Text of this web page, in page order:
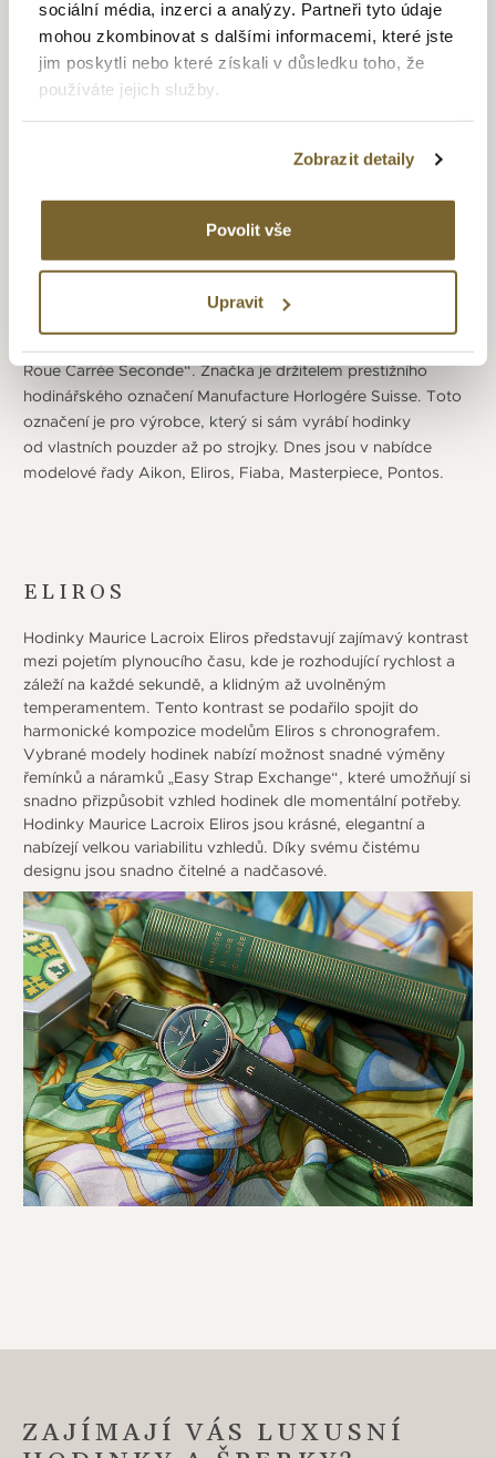
sociální média, inzerci a analýzy. Partneři tyto údaje
mohou zkombinovat s dalšími informacemi, které jste
jim poskytli nebo které získali v důsledku toho, že
používáte jejich služby.
Zobrazit detaily
Povolit vše
Upravit
Saignelegier, která vyráběla hodinky pro jiné privátní značky.
V roce 1975 se rozhodla začít vyrábět hodinky pod vlastní
značkou Maurice Lacroix. Značka se pyšní 14 vlastními
mechanickými strojky, včetně nejtěžší hodinářské
strojky ETA či RONDA. Ani u „běžnějších“ hodinek neslevuje
modely hodinek několik ocenění RED DOT - „Pontos
modelem byl o dva roky později „Masterpiece Squelette“,
a každým dalším rokem jedem model „Masterpiece
Roue Carrée Seconde“. Značka je držitelem prestižního
hodinářského označení Manufacture Horlogére Suisse. Toto
označení je pro výrobce, který si sám vyrábí hodinky
od vlastních pouzder až po strojky. Dnes jsou v nabídce
modelové řady Aikon, Eliros, Fiaba, Masterpiece, Pontos.
ELIROS
Hodinky Maurice Lacroix Eliros představují zajímavý kontrast
mezi pojetím plynoucího času, kde je rozhodující rychlost a
záleží na každé sekundě, a klidným až uvolněným
temperamentem. Tento kontrast se podařilo spojit do
harmonické kompozice modelům Eliros s chronografem.
Vybrané modely hodinek nabízí možnost snadné výměny
řemínků a náramků „Easy Strap Exchange“, které umožňují si
snadno přizpůsobit vzhled hodinek dle momentální potřeby.
Hodinky Maurice Lacroix Eliros jsou krásné, elegantní a
nabízejí velkou variabilitu vzhledů. Díky svému čistému
designu jsou snadno čitelné a nadčasové.
ZAJÍMAJÍ VÁS LUXUSNÍ